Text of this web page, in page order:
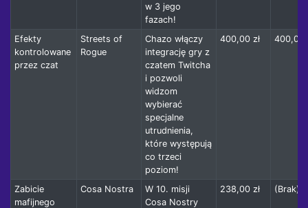
w 3 jego
fazach!
Efekty
kontrolowane
przez czat
Streets of
Rogue
Chazo włączy
integrację gry z
czatem Twitcha
i pozwoli
widzom
wybierać
specjalne
utrudnienia,
które występują
co trzeci
poziom!
400,00 zł 400,00
Zabicie
mafijnego
Cosa Nostra
W 10. misji
Cosa Nostry
238,00 zł (Brak)